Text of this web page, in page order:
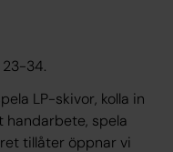
23-34.
LP-skivor, kolla in
handarbete, spela
tillåter öppnar vi